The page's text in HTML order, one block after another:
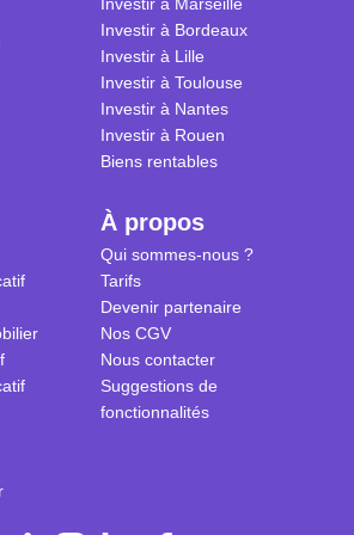
Investir à Bordeaux
Investir à Lille
Investir à Toulouse
Investir à Nantes
Investir à Rouen
Biens rentables
À propos
Qui sommes-nous ?
Tarifs
Devenir partenaire
Nos CGV
Nous contacter
Suggestions de
fonctionnalités